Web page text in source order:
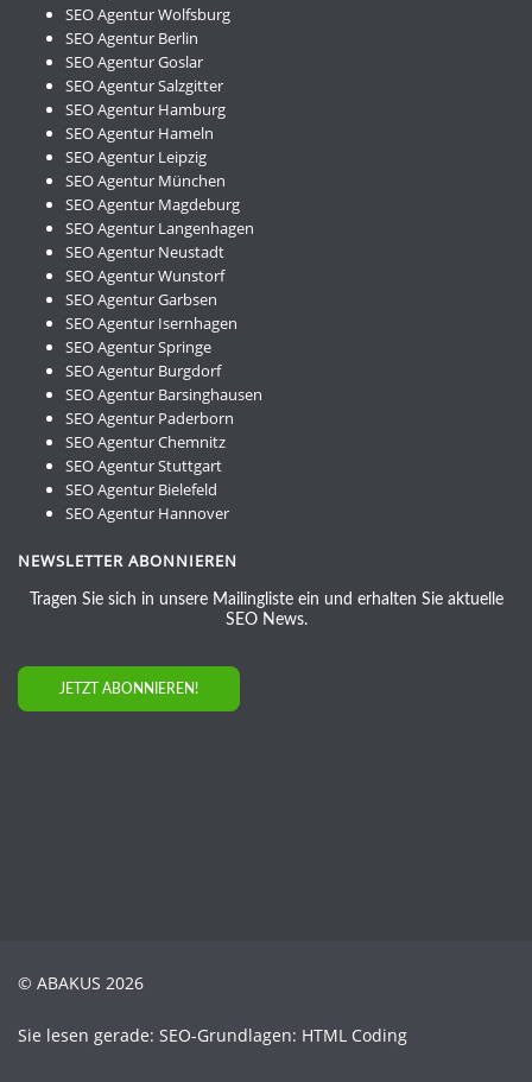
SEO Agentur Wolfsburg
SEO Agentur Berlin
SEO Agentur Goslar
SEO Agentur Salzgitter
SEO Agentur Hamburg
SEO Agentur Hameln
SEO Agentur Leipzig
SEO Agentur München
SEO Agentur Magdeburg
SEO Agentur Langenhagen
SEO Agentur Neustadt
SEO Agentur Wunstorf
SEO Agentur Garbsen
SEO Agentur Isernhagen
SEO Agentur Springe
SEO Agentur Burgdorf
SEO Agentur Barsinghausen
SEO Agentur Paderborn
SEO Agentur Chemnitz
SEO Agentur Stuttgart
SEO Agentur Bielefeld
SEO Agentur Hannover
NEWSLETTER ABONNIEREN
Tragen Sie sich in unsere Mailingliste ein und erhalten Sie aktuelle
SEO News.
JETZT ABONNIEREN!
© ABAKUS 2026
Sie lesen gerade: SEO-Grundlagen: HTML Coding